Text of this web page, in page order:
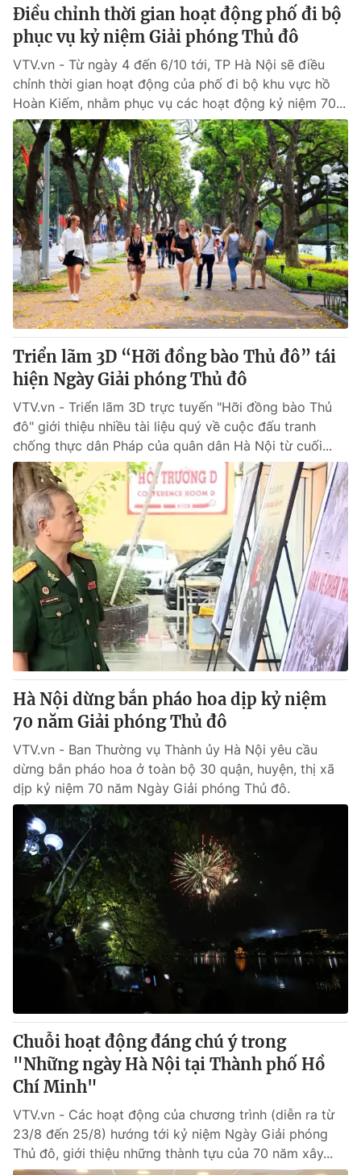
Điều chỉnh thời gian hoạt động phố đi bộ
phục vụ kỷ niệm Giải phóng Thủ đô
VTV.vn - Từ ngày 4 đến 6/10 tới, TP Hà Nội sẽ điều
chỉnh thời gian hoạt động của phố đi bộ khu vực hồ
Hoàn Kiếm, nhằm phục vụ các hoạt động kỷ niệm 70...
Triển lãm 3D “Hỡi đồng bào Thủ đô” tái
hiện Ngày Giải phóng Thủ đô
VTV.vn - Triển lãm 3D trực tuyến "Hỡi đồng bào Thủ
đô" giới thiệu nhiều tài liệu quý về cuộc đấu tranh
chống thực dân Pháp của quân dân Hà Nội từ cuối...
Hà Nội dừng bắn pháo hoa dịp kỷ niệm
70 năm Giải phóng Thủ đô
VTV.vn - Ban Thường vụ Thành ủy Hà Nội yêu cầu
dừng bắn pháo hoa ở toàn bộ 30 quận, huyện, thị xã
dịp kỷ niệm 70 năm Ngày Giải phóng Thủ đô.
Chuỗi hoạt động đáng chú ý trong
"Những ngày Hà Nội tại Thành phố Hồ
Chí Minh"
VTV.vn - Các hoạt động của chương trình (diễn ra từ
23/8 đến 25/8) hướng tới kỷ niệm Ngày Giải phóng
Thủ đô, giới thiệu những thành tựu của 70 năm xây...